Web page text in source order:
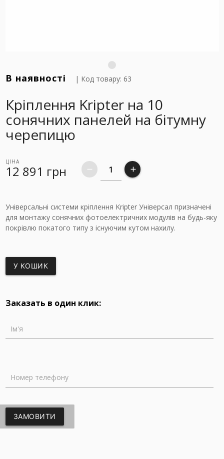
В наявності | Код товару: 63
Кріплення Kripter на 10
сонячних панелей на бітумну
черепицю
ЦІНА
12 891 грн remove add
Універсальні системи кріплення Kripter Універсал призначені
для монтажу сонячних фотоелектричних модулів на будь-яку
покрівлю покатого типу з існуючим кутом нахилу.
У КОШИК
Заказать в один клик:
Ім'я
Номер телефону
ЗАМОВИТИ